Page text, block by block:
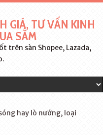
GIÁ, TƯ VẤN KINH
SẮM
trên sàn Shopee, Lazada,
hay lò nướng, loại